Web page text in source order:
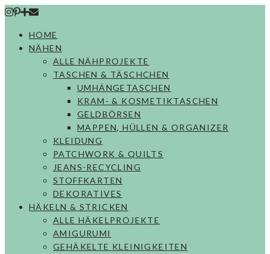
Skip
contentHOME
NÄHEN
ALLE NÄHPROJEKTE
TASCHEN & TÄSCHCHEN
UMHÄNGETASCHEN
KRAM- & KOSMETIKTASCHEN
GELDBÖRSEN
MAPPEN, HÜLLEN & ORGANIZER
KLEIDUNG
PATCHWORK & QUILTS
JEANS-RECYCLING
STOFFKARTEN
DEKORATIVES
HÄKELN & STRICKEN
ALLE HÄKELPROJEKTE
AMIGURUMI
GEHÄKELTE KLEINIGKEITEN